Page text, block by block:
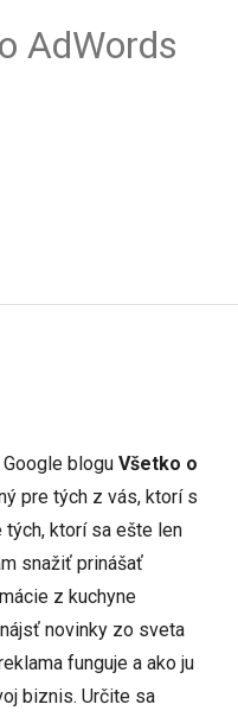
AdWords
blogu Všetko o
pre tých z vás, ktorí s
tých, ktorí sa ešte len
snažiť prinášať
z kuchyne
novinky zo sveta
funguje a ako ju
biznis. Určite sa